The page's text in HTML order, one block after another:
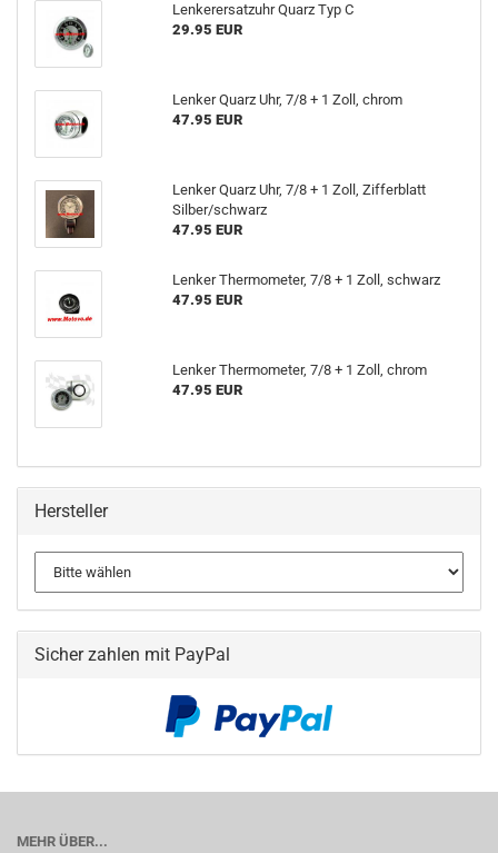
Lenkerersatzuhr Quarz Typ C
29.95 EUR
Lenker Quarz Uhr, 7/8 + 1 Zoll, chrom
47.95 EUR
Lenker Quarz Uhr, 7/8 + 1 Zoll, Zifferblatt
Silber/schwarz
47.95 EUR
Lenker Thermometer, 7/8 + 1 Zoll, schwarz
47.95 EUR
Lenker Thermometer, 7/8 + 1 Zoll, chrom
47.95 EUR
Hersteller
Sicher zahlen mit PayPal
MEHR ÜBER...